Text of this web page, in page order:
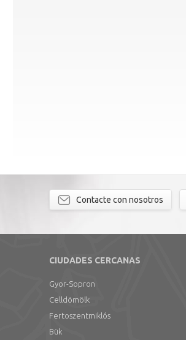
Contacte con nosotros
CIUDADES CERCANAS
Gyor-Sopron
Celldömölk
Fertoszentmiklós
Bük